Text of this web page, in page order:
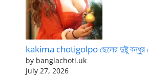
kakima chotigolpo ছেলের দুষ্টু বন্ধুর
by banglachoti.uk
July 27, 2026